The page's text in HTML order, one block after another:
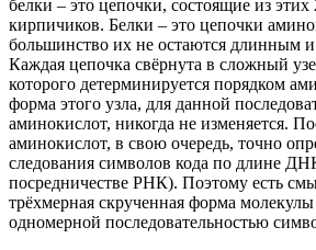
белки – это цепочки, состоящие из этих
кирпичиков. Белки – это цепочки
большинство их не остаются длинным
Каждая цепочка свёрнута в сложный
которого детерминируется порядком
форма этого узла, для данной
аминокислот, никогда не изменяется.
аминокислот, в свою очередь, точно
следования символов кода по длине
посредничестве РНК). Поэтому есть
трёхмерная скрученная форма молекулы
одномерной последовательностью